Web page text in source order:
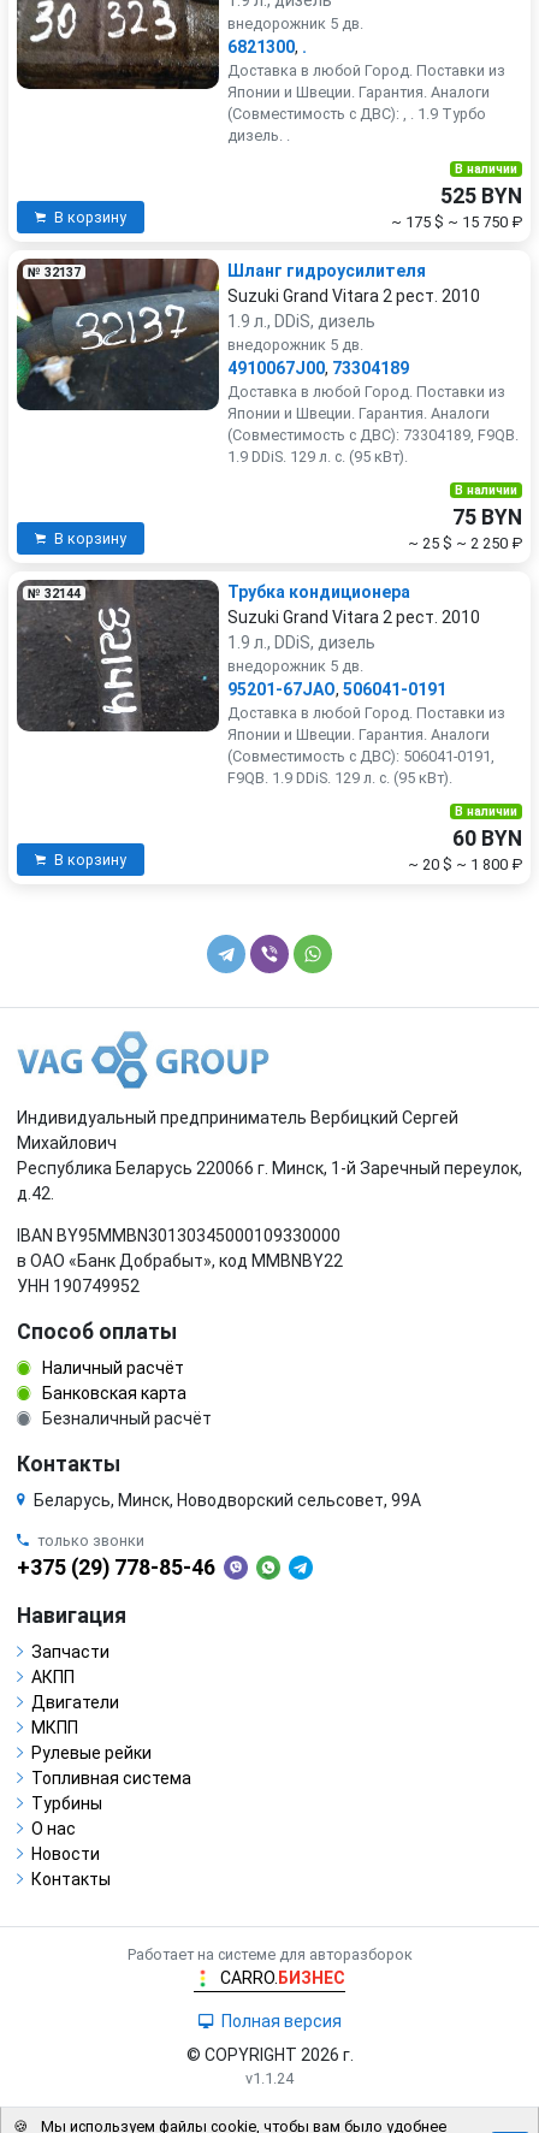
внедорожник 5 дв.
6821300, .
Доставка в любой Город. Поставки из
Японии и Швеции. Гарантия. Аналоги
(Совместимость с ДВС): , . 1.9 Турбо
дизель. .
В корзину
В наличии
525 BYN
~ 175 $ ~ 15 750 ₽
№ 32137
Шланг гидроусилителя
Suzuki Grand Vitara 2 рест. 2010
1.9 л., DDiS, дизель
внедорожник 5 дв.
4910067J00, 73304189
Доставка в любой Город. Поставки из
Японии и Швеции. Гарантия. Аналоги
(Совместимость с ДВС): 73304189, F9QB.
1.9 DDiS. 129 л. с. (95 кВт).
В корзину
В наличии
75 BYN
~ 25 $ ~ 2 250 ₽
№ 32144
Трубка кондиционера
Suzuki Grand Vitara 2 рест. 2010
1.9 л., DDiS, дизель
внедорожник 5 дв.
95201-67JAO, 506041-0191
Доставка в любой Город. Поставки из
Японии и Швеции. Гарантия. Аналоги
(Совместимость с ДВС): 506041-0191,
F9QB. 1.9 DDiS. 129 л. с. (95 кВт).
В корзину
В наличии
60 BYN
~ 20 $ ~ 1 800 ₽
Индивидуальный предприниматель Вербицкий Сергей
Михайлович
Республика Беларусь 220066 г. Минск, 1-й Заречный переулок,
д.42.
IBAN BY95MMBN30130345000109330000
в ОАО «Банк Добрабыт», код MMBNBY22
УНН 190749952
Способ оплаты
Наличный расчёт
Банковская карта
Безналичный расчёт
Контакты
Беларусь, Минск, Новодворский сельсовет, 99А
только звонки
+375 (29) 778-85-46
Навигация
Запчасти
АКПП
Двигатели
МКПП
Рулевые рейки
Топливная система
Турбины
О нас
Новости
Контакты
Работает на системе для авторазборок
CARRO. БИЗНЕС
Полная версия
© COPYRIGHT 2026 г.
v1.1.24
🍪 Мы используем файлы cookie, чтобы вам было удобнее